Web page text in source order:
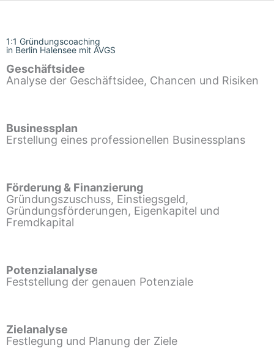
1:1 Gründungscoaching
in Berlin Halensee mit AVGS
Geschäftsidee
Analyse der Geschäftsidee, Chancen und Risiken
Businessplan
Erstellung eines professionellen Businessplans
Förderung & Finanzierung
Gründungszuschuss, Einstiegsgeld,
Gründungsförderungen, Eigenkapitel und
Fremdkapital
Potenzialanalyse
Feststellung der genauen Potenziale
Zielanalyse
Festlegung und Planung der Ziele